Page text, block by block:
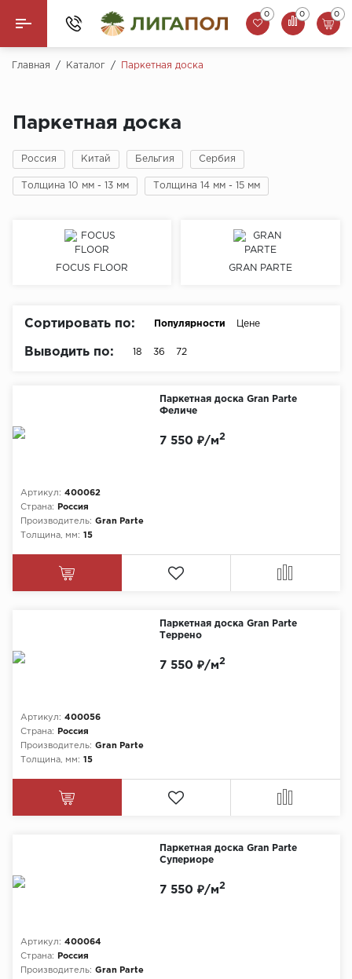
Назад
Кварцвинил (LVT)
Паркетная доска
Инженерная доска
Плинтус
Стеновые панели
0 0 0
Главная / Каталог / Паркетная доска
Паркетная доска
Россия Китай Бельгия Сербия
Толщина 10 мм - 13 мм Толщина 14 мм - 15 мм
FOCUS FLOOR GRAN PARTE
Сортировать по: Популярности Цене
Выводить по: 18 36 72
Паркетная доска Gran Parte
Феличе
Артикул: 400062
Страна:
Россия
Производитель: Gran Parte
Толщина, мм: 15
7 550 ₽/м2
Паркетная доска Gran Parte
Террено
Артикул: 400056
Страна:
Россия
Производитель: Gran Parte
Толщина, мм: 15
7 550 ₽/м2
Паркетная доска Gran Parte
Супериоре
Артикул: 400064
Страна:
Россия
Производитель: Gran Parte
7 550 ₽/м2